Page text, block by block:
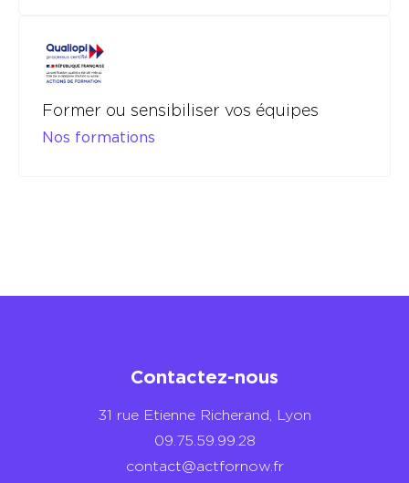
Former ou sensibiliser vos équipes
Nos formations
Contactez-nous
31 rue Etienne Richerand, Lyon
09.75.59.99.28
contact@actfornow.fr